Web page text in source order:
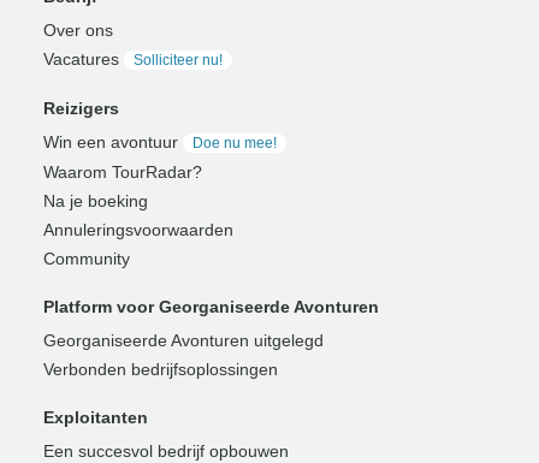
Over ons
Vacatures
Solliciteer nu!
Reizigers
Win een avontuur
Doe nu mee!
Waarom TourRadar?
Na je boeking
Annuleringsvoorwaarden
Community
Platform voor Georganiseerde Avonturen
Georganiseerde Avonturen uitgelegd
Verbonden bedrijfsoplossingen
Exploitanten
Een succesvol bedrijf opbouwen